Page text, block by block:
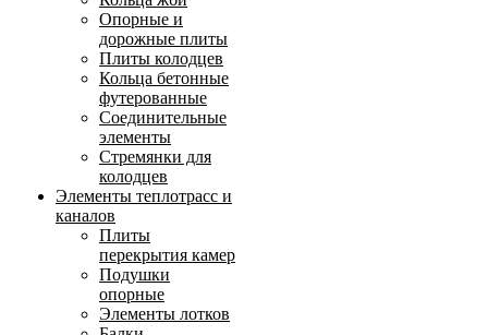
Опорные и
дорожные плиты
Плиты колодцев
Кольца бетонные
футерованные
Соединительные
элементы
Стремянки для
колодцев
Элементы теплотрасс и
каналов
Плиты
перекрытия камер
Подушки
опорные
Элементы лотков